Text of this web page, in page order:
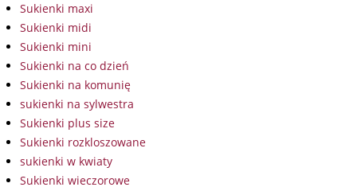
Sukienki maxi
Sukienki midi
Sukienki mini
Sukienki na co dzień
Sukienki na komunię
sukienki na sylwestra
Sukienki plus size
Sukienki rozkloszowane
sukienki w kwiaty
Sukienki wieczorowe